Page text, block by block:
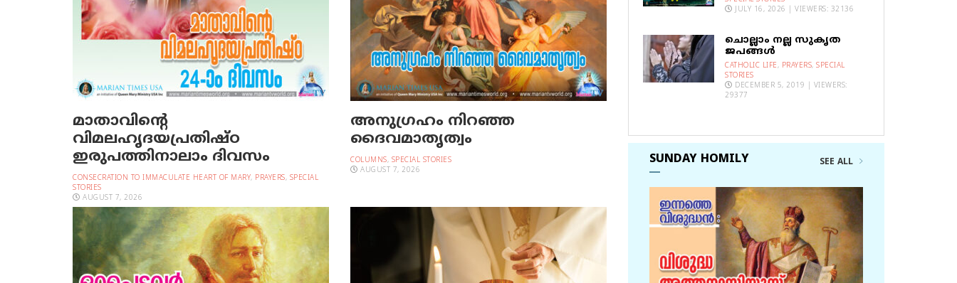
മാതാവിന്റെ
വിമലഹൃദയപ്രതിഷ്ഠ
ഇരുപത്തിനാലാം ദിവസം
CONSECRATION TO IMMACULATE HEART OF MARY, PRAYERS, SPECIAL
STORIES
AUGUST 7, 2026
അനുഗ്രഹം നിറഞ്ഞ
ദൈവമാതൃത്വം
COLUMNS, SPECIAL STORIES
AUGUST 7, 2026
JULY 16, 2026 | VIEWERS: 32136
ചൊല്ലാം നല്ല സുകൃത
ജപങ്ങൾ
CATHOLIC LIFE, PRAYERS, SPECIAL
STORIES
DECEMBER 5, 2019 | VIEWERS:
29377
SUNDAY HOMILY SEE ALL